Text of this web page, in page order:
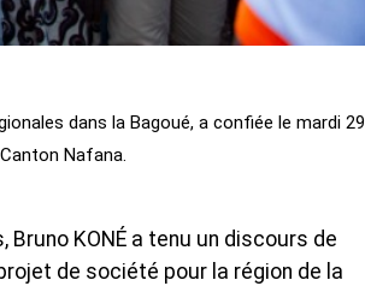
dans la Bagoué, a confiée le mardi 29
Nafana.
KONÉ a tenu un discours de
de société pour la région de la